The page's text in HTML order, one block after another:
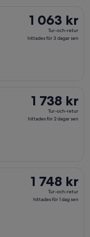
1 063 kr
Tur-
och-
sen
1 063 kr
Tur-och-retur
hittades för 3 dagar sen
1 738 kr
Tur-
och-
sen
1 738 kr
Tur-och-retur
hittades för 2 dagar sen
1 748 kr
Tur-
och-
1 748 kr
Tur-och-retur
hittades för 1 dag sen